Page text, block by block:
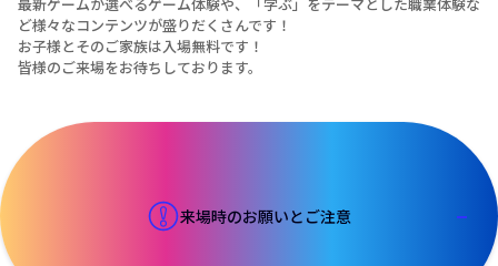
ど様々なコンテンツが盛りだくさんです！
お子様とそのご家族は入場無料です！
皆様のご来場をお待ちしております。
来場時のお願いとご注意